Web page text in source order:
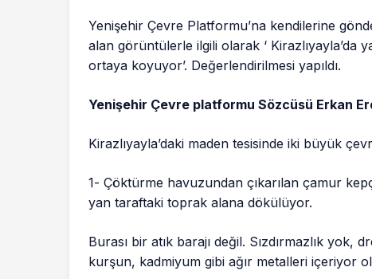
Yenişehir Çevre Platformu’na kendilerine
alan görüntülerle ilgili olarak ‘ Kirazlıyayla’da
ortaya koyuyor’. Değerlendirilmesi yapıldı.
Yenişehir Çevre platformu Sözcüsü Erkan
Kirazlıyayla’daki maden tesisinde iki büyük
1️- Çöktürme havuzundan çıkarılan çamur
yan taraftaki toprak alana dökülüyor.
Burası bir atık barajı değil. Sızdırmazlık
kurşun, kadmiyum gibi ağır metalleri içeriyor